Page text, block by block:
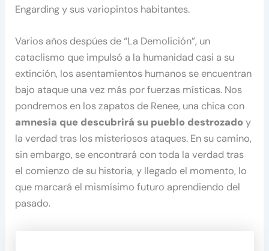
Engarding y sus variopintos habitantes.
Varios años despúes de “La Demolición”, un
cataclismo que impulsó a la humanidad casi a su
extinción, los asentamientos humanos se encuentran
bajo ataque una vez más por fuerzas místicas. Nos
pondremos en los zapatos de Renee, una chica con
amnesia que descubrirá su pueblo destrozadoy
la verdad tras los misteriosos ataques. En su camino,
sin embargo, se encontrará con toda la verdad tras
el comienzo de su historia, y llegado el momento, lo
que marcará el mismísimo futuro aprendiendo del
pasado.